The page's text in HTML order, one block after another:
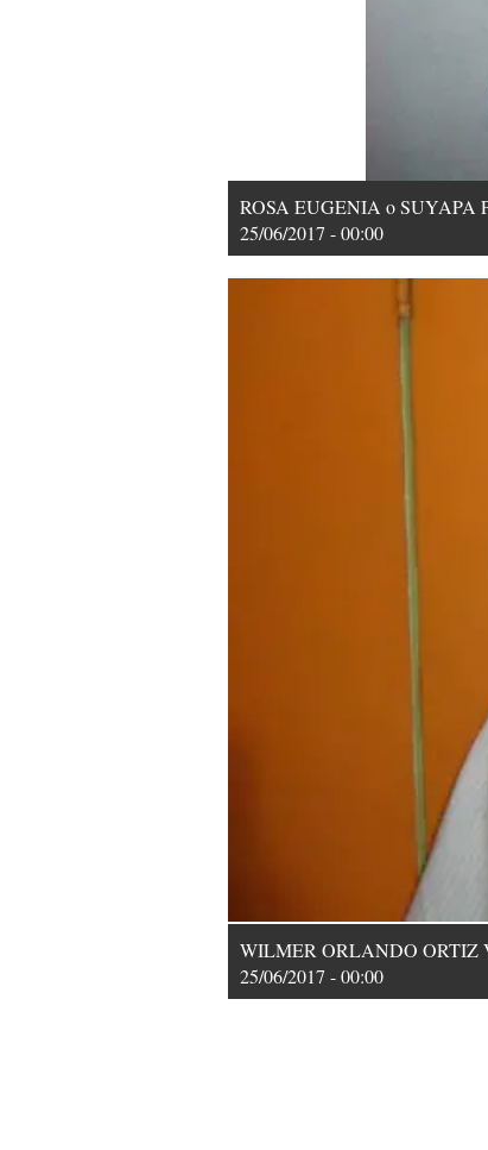
ROSA EUGENIA o SUYAPA
25/06/2017 - 00:00
WILMER ORLANDO ORTIZ
25/06/2017 - 00:00